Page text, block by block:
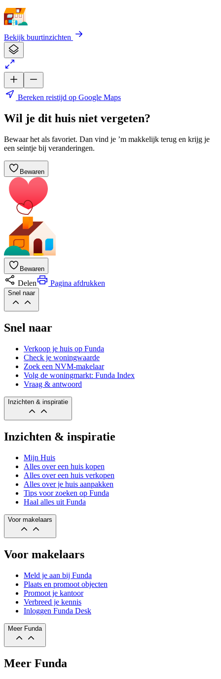
Bekijk buurtinzichten
Bereken reistijd op Google Maps
Wil je dit huis niet vergeten?
Bewaar het als favoriet. Dan vind je ’m makkelijk terug en krijg je
een seintje bij veranderingen.
Bewaren
Bewaren
Delen Pagina afdrukken
Snel naar
Snel naar
Verkoop je huis op Funda
Check je woningwaarde
Zoek een NVM-makelaar
Volg de woningmarkt: Funda Index
Vraag & antwoord
Inzichten & inspiratie
Inzichten & inspiratie
Mijn Huis
Alles over een huis kopen
Alles over een huis verkopen
Alles over je huis aanpakken
Tips voor zoeken op Funda
Haal alles uit Funda
Voor makelaars
Voor makelaars
Meld je aan bij Funda
Plaats en promoot objecten
Promoot je kantoor
Verbreed je kennis
Inloggen Funda Desk
Meer Funda
Meer Funda